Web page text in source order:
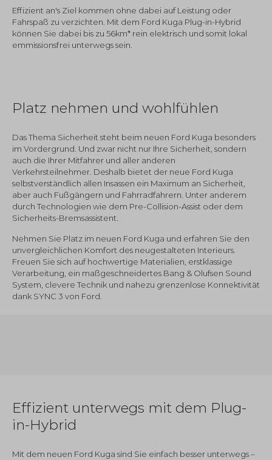
Effizient an's Ziel kommen ohne dabei auf Leistung oder
Fahrspaß zu verzichten. Mit dem Ford Kuga Plug-in-Hybrid
können Sie dabei bis zu 56km* rein elektrisch und somit lokal
emmissionsfrei unterwegs sein.
Platz nehmen und wohlfühlen
Das Thema Sicherheit steht beim neuen Ford Kuga besonders
im Vordergrund. Und zwar nicht nur Ihre Sicherheit, sondern
auch die Ihrer Mitfahrer und aller anderen
Verkehrsteilnehmer. Deshalb bietet der neue Ford Kuga
selbstverständlich allen Insassen ein Maximum an Sicherheit,
aber auch Fußgängern und Fahrradfahrern. Unter anderem
durch Technologien wie dem Pre-Collision-Assist oder dem
Sicherheits-Bremsassistent.
Nehmen Sie Platz im neuen Ford Kuga und erfahren Sie den
unvergleichlichen Komfort des neugestalteten Interieurs.
Freuen Sie sich auf hochwertige Materialien, erstklassige
Verarbeitung, ein maßgeschneidertes Bang & Olufsen Sound
System, clevere Technik und nahezu grenzenlose Konnektivität
dank SYNC 3 von Ford.
Effizient unterwegs mit dem Plug-
in-Hybrid
Mit dem neuen Ford Kuga sind Sie einfach besser unterwegs –